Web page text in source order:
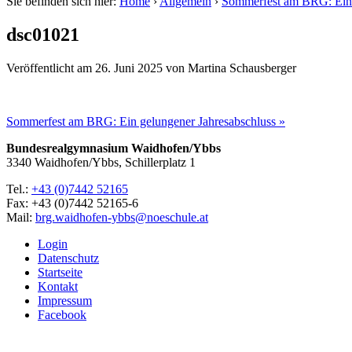
dsc01021
Veröffentlicht am 26. Juni 2025 von Martina Schausberger
Sommerfest am BRG: Ein gelungener Jahresabschluss »
Bundesrealgymnasium Waidhofen/Ybbs
3340 Waidhofen/Ybbs, Schillerplatz 1
Tel.: +43 (0)7442 52165
Fax: +43 (0)7442 52165-6
Mail: brg.waidhofen-ybbs@noeschule.at
Login
Datenschutz
Startseite
Kontakt
Impressum
Facebook